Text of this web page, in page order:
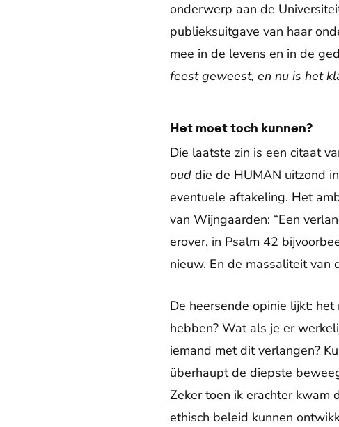
onderwerp aan de
publieksuitgave van haar
mee in de levens en in de
feest geweest, en nu is het
Het moet toch kunnen?
Die laatste zin is een citaat
oud die de HUMAN uitzond
eventuele aftakeling. Het
van Wijngaarden: “Een
erover, in Psalm 42
nieuw. En de massaliteit van
De heersende opinie lijkt:
hebben? Wat als je er
iemand met dit verlangen?
überhaupt de diepste
Zeker toen ik erachter kwam
ethisch beleid kunnen